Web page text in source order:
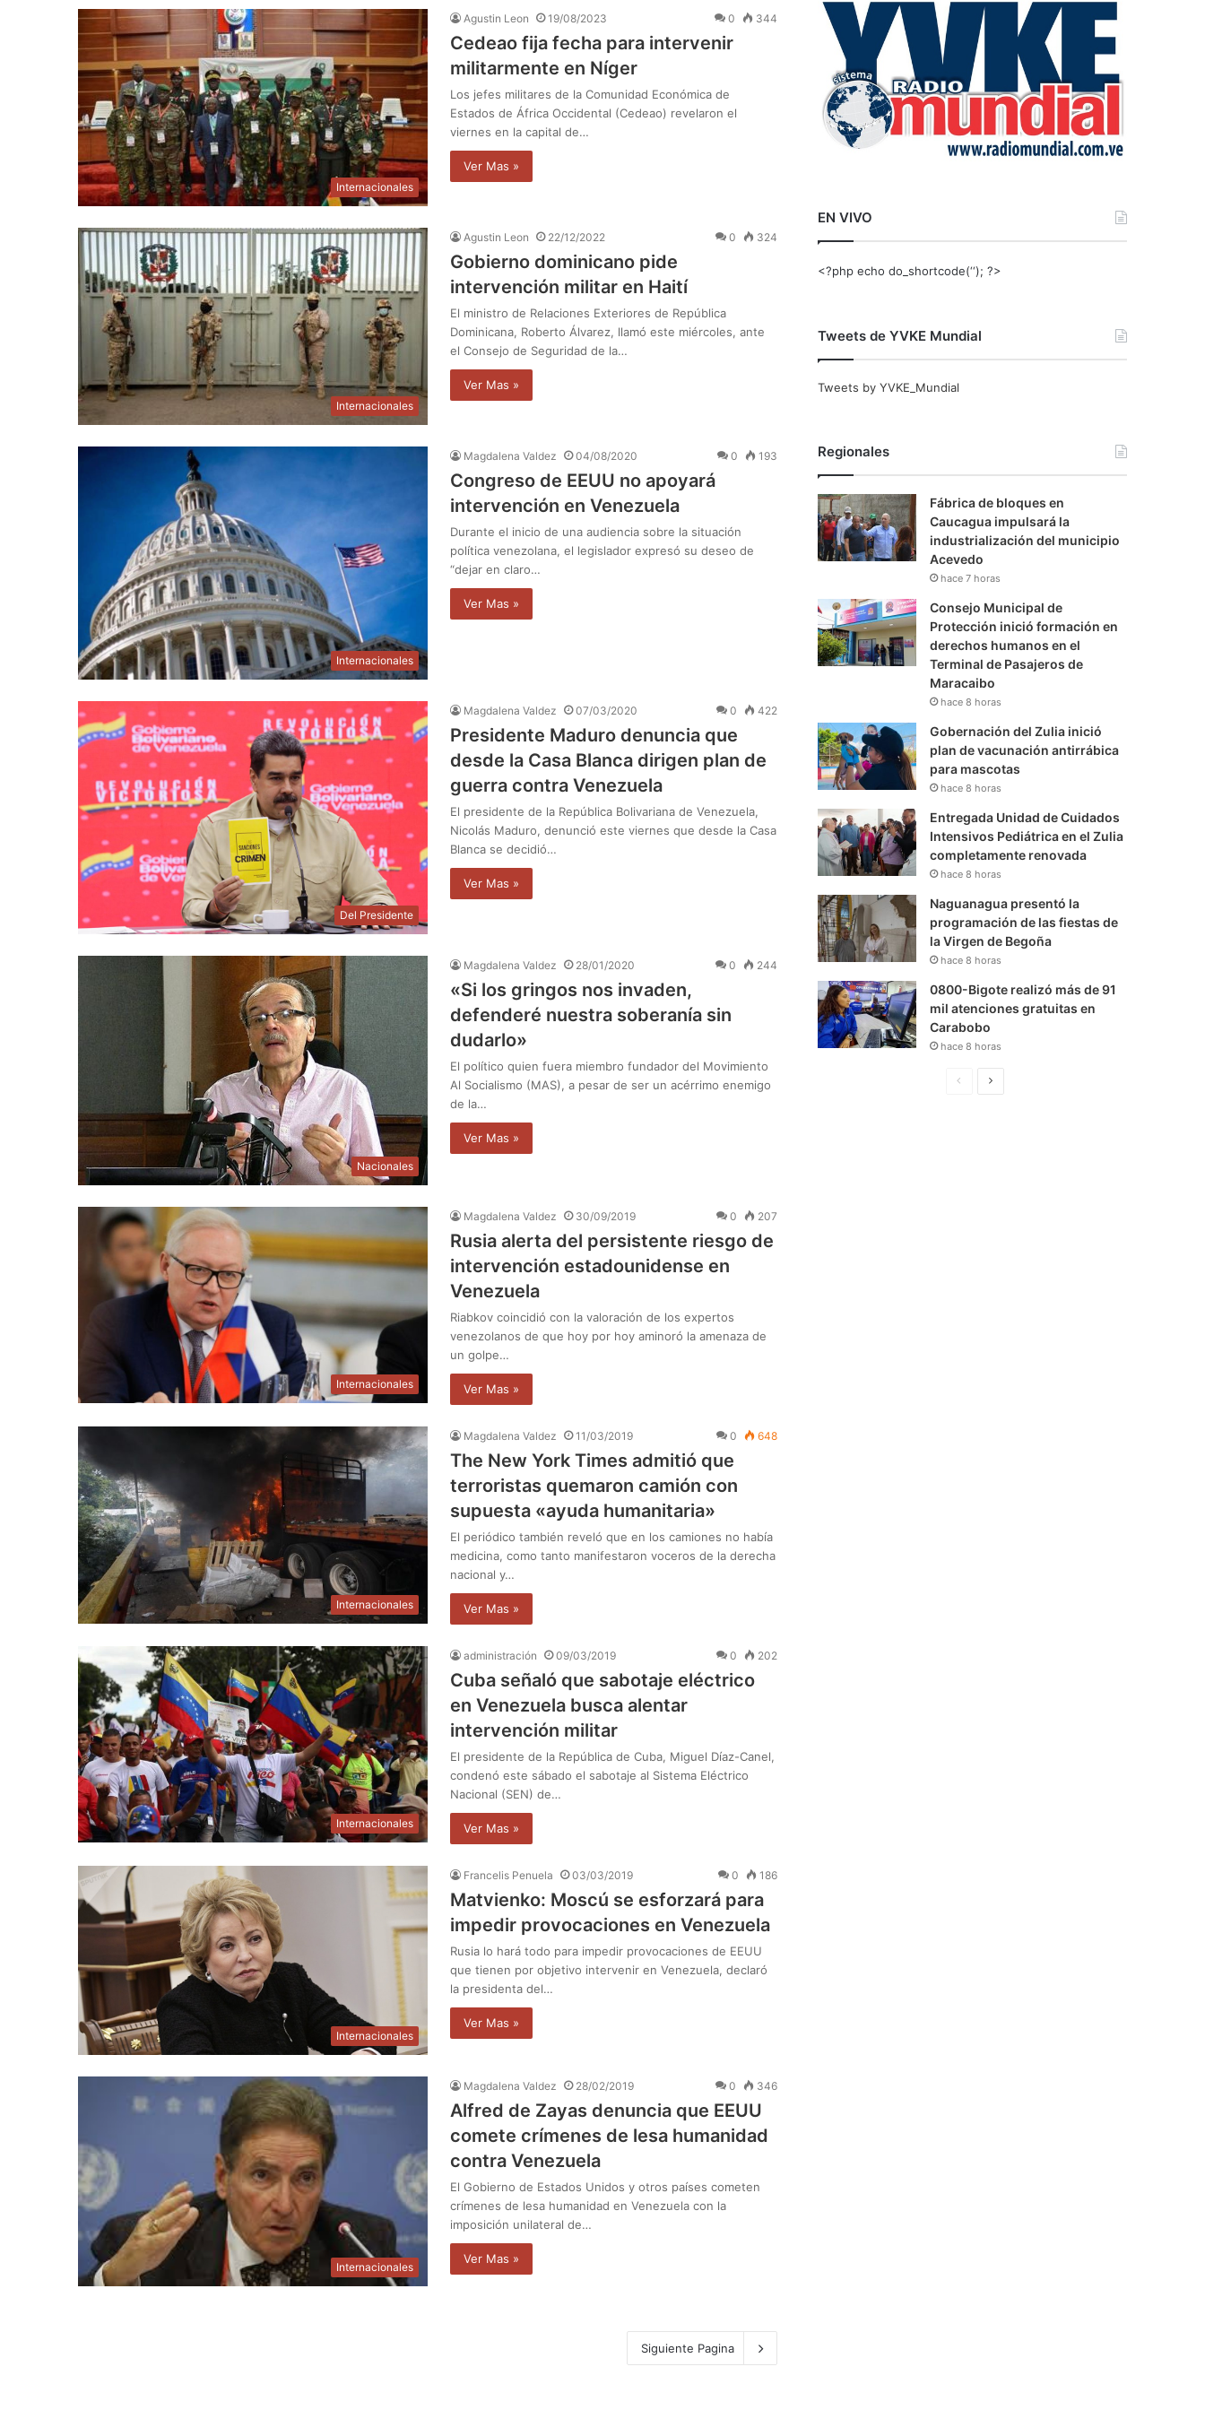
Internacionales
Agustin Leon 19/08/2023 0 344
Cedeao fija fecha para intervenir
militarmente en Níger
Los jefes militares de la Comunidad Económica de
Estados de África Occidental (Cedeao) revelaron el
viernes en la capital de…
Ver Mas »
Internacionales
Agustin Leon 22/12/2022 0 324
Gobierno dominicano pide
intervención militar en Haití
El ministro de Relaciones Exteriores de República
Dominicana, Roberto Álvarez, llamó este miércoles, ante
el Consejo de Seguridad de la…
Ver Mas »
Internacionales
Magdalena Valdez 04/08/2020 0 193
Congreso de EEUU no apoyará
intervención en Venezuela
Durante el inicio de una audiencia sobre la situación
política venezolana, el legislador expresó su deseo de
“dejar en claro…
Ver Mas »
Del Presidente
Magdalena Valdez 07/03/2020 0 422
Presidente Maduro denuncia que
desde la Casa Blanca dirigen plan de
guerra contra Venezuela
El presidente de la República Bolivariana de Venezuela,
Nicolás Maduro, denunció este viernes que desde la Casa
Blanca se decidió…
Ver Mas »
Nacionales
Magdalena Valdez 28/01/2020 0 244
«Si los gringos nos invaden,
defenderé nuestra soberanía sin
dudarlo»
El político quien fuera miembro fundador del Movimiento
Al Socialismo (MAS), a pesar de ser un acérrimo enemigo
de la…
Ver Mas »
Internacionales
Magdalena Valdez 30/09/2019 0 207
Rusia alerta del persistente riesgo de
intervención estadounidense en
Venezuela
Riabkov coincidió con la valoración de los expertos
venezolanos de que hoy por hoy aminoró la amenaza de
un golpe…
Ver Mas »
Internacionales
Magdalena Valdez 11/03/2019 0 648
The New York Times admitió que
terroristas quemaron camión con
supuesta «ayuda humanitaria»
El periódico también reveló que en los camiones no había
medicina, como tanto manifestaron voceros de la derecha
nacional y…
Ver Mas »
Internacionales
administración 09/03/2019 0 202
Cuba señaló que sabotaje eléctrico
en Venezuela busca alentar
intervención militar
El presidente de la República de Cuba, Miguel Díaz-Canel,
condenó este sábado el sabotaje al Sistema Eléctrico
Nacional (SEN) de…
Ver Mas »
Internacionales
Francelis Penuela 03/03/2019 0 186
Matvienko: Moscú se esforzará para
impedir provocaciones en Venezuela
Rusia lo hará todo para impedir provocaciones de EEUU
que tienen por objetivo intervenir en Venezuela, declaró
la presidenta del…
Ver Mas »
Internacionales
Magdalena Valdez 28/02/2019 0 346
Alfred de Zayas denuncia que EEUU
comete crímenes de lesa humanidad
contra Venezuela
El Gobierno de Estados Unidos y otros países cometen
crímenes de lesa humanidad en Venezuela con la
imposición unilateral de…
Ver Mas »
Siguiente Pagina
r
EN VIVO
<?php echo do_shortcode(‘‘); ?>
Tweets de YVKE Mundial
Tweets by YVKE_Mundial
Regionales
Fábrica de bloques en
Caucagua impulsará la
industrialización del municipio
Acevedo
hace 7 horas
Consejo Municipal de
Protección inició formación en
derechos humanos en el
Terminal de Pasajeros de
Maracaibo
hace 8 horas
Gobernación del Zulia inició
plan de vacunación antirrábica
para mascotas
hace 8 horas
Entregada Unidad de Cuidados
Intensivos Pediátrica en el Zulia
completamente renovada
hace 8 horas
Naguanagua presentó la
programación de las fiestas de
la Virgen de Begoña
hace 8 horas
0800-Bigote realizó más de 91
mil atenciones gratuitas en
Carabobo
hace 8 horas
S